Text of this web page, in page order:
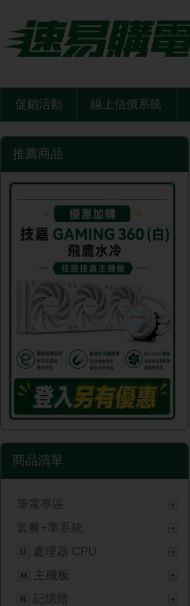
促銷活動 線上估價系統
推薦商品
商品清單
筆電專區
套餐+準系統
U 處理器 CPU
M 主機板
R 記憶體